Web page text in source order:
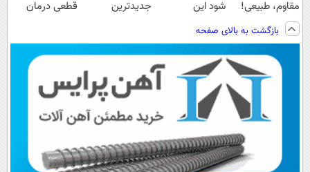
مقاوم، طبیعی!
ویزیت
رایگان+پرداخت
اقساطی😍
شود این
طعم را بنوشید
جدیدترین
پرداخت قسطی
قطعی درمان
بازگشت به بالای صفحه